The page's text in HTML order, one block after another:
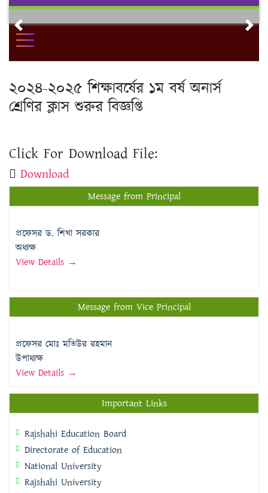
Skip
contentPrevious
২০২৪-২০২৫ শিক্ষাবর্ষের ১ম বর্ষ অনার্স
শ্রেণির ক্লাস শুরুর বিজ্ঞপ্তি
Click For Download File:
Download
Message from Principal
প্রফেসর ড. শিখা সরকার
অধ্যক্ষ
View Details →
Message from Vice Principal
প্রফেসর মোঃ মতিউর রহমান
উপাধ্যক্ষ
View Details →
Important Links
Rajshahi Education Board
Directorate of Education
National University
Rajshahi University